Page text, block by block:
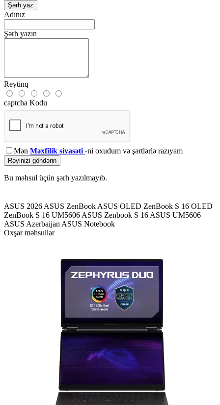
Şərh yaz
Adınız
Şərh yazın
Reytinq
captcha Kodu
Mən Məxfilik siyasəti -ni oxudum və şərtlərlə razıyam
Rəyinizi göndərin
Bu məhsul üçün şərh yazılmayıb.
ASUS 2026 ASUS ZenBook ASUS OLED ZenBook S 16 OLED
ZenBook S 16 UM5606 ASUS Zenbook S 16 ASUS UM5606
ASUS Azerbaijan ASUS Notebook
Oxşar məhsullar